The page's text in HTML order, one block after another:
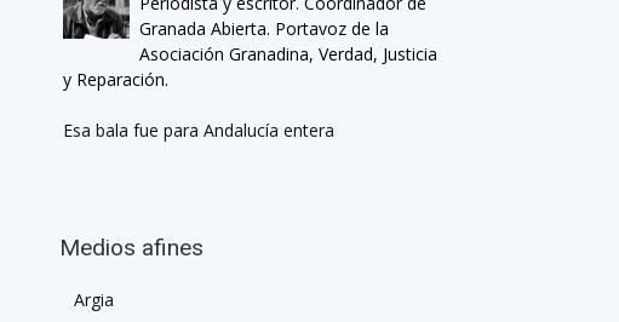
Granada Abierta. Portavoz de la
Asociación Granadina, Verdad, Justicia
y Reparación.
Esa bala fue para Andalucía entera
Medios afines
Argia